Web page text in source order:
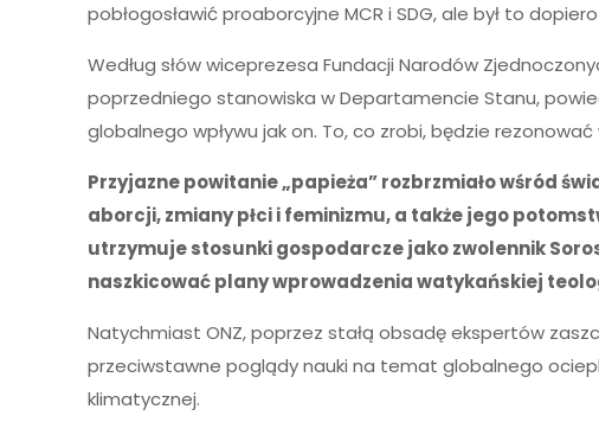
pobłogosławić proaborcyjne MCR i SDG, ale był to
Według słów wiceprezesa Fundacji Narodów
poprzedniego stanowiska w Departamencie Stanu,
globalnego wpływu jak on. To, co zrobi, będzie
Przyjazne powitanie „papieża” rozbrzmiało wśród
aborcji, zmiany płci i feminizmu, a także jego
utrzymuje stosunki gospodarcze jako zwolennik
naszkicować plany wprowadzenia watykańskiej
Natychmiast ONZ, poprzez stałą obsadę ekspertów
przeciwstawne poglądy nauki na temat globalnego
klimatycznej.